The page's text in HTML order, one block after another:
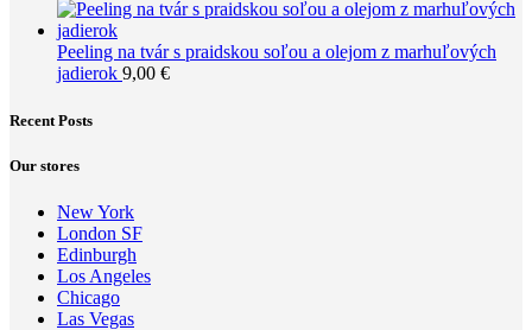
Peeling na tvár s praidskou soľou a olejom z marhuľových
jadierok 9,00 €
Recent Posts
Our stores
New York
London SF
Edinburgh
Los Angeles
Chicago
Las Vegas